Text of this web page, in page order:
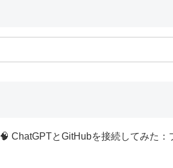
🧠 ChatGPTとGitHubを接続してみた